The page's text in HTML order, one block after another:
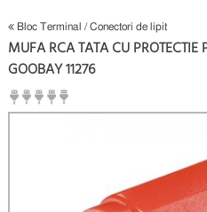
Bloc Terminal / Conectori de lipit
MUFA RCA TATA CU PROTECTIE
GOOBAY 11276
(